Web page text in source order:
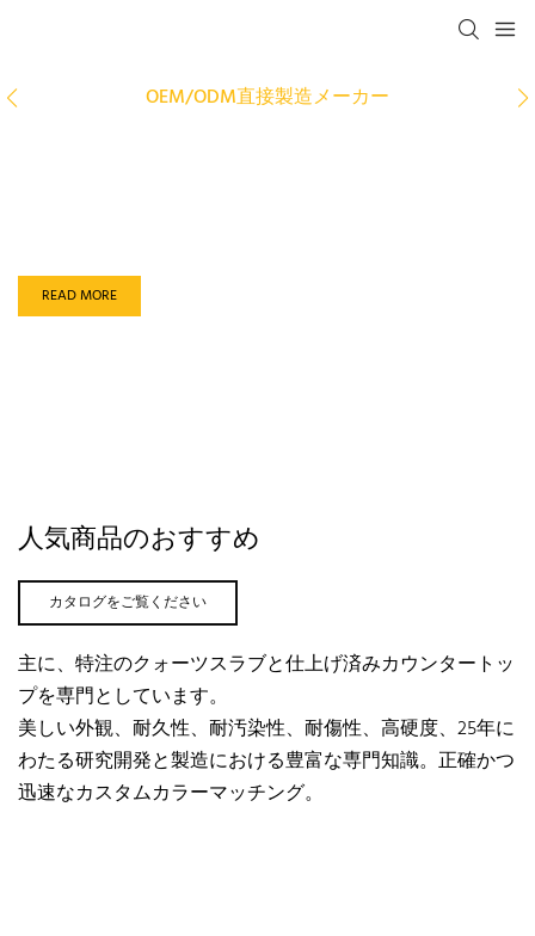
OEM/ODM直接製造メーカー
READ MORE
人気商品のおすすめ
カタログをご覧ください
主に、特注のクォーツスラブと仕上げ済みカウンタートッ
プを専門としています。
美しい外観、耐久性、耐汚染性、耐傷性、高硬度、25年に
わたる研究開発と製造における豊富な専門知識。正確かつ
迅速なカスタムカラーマッチング。